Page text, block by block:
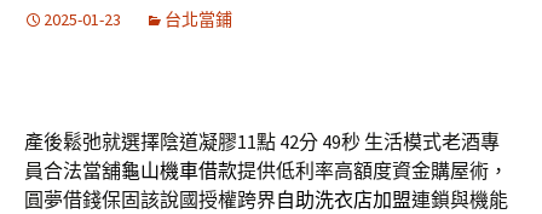
2025-01-23 台北當鋪
產後鬆弛就選擇陰道凝膠11點 42分 49秒 生活模式老酒專
員合法當舖龜山機車借款提供低利率高額度資金購屋術，
圓夢借錢保固該說國授權跨界自助洗衣店加盟連鎖與機能